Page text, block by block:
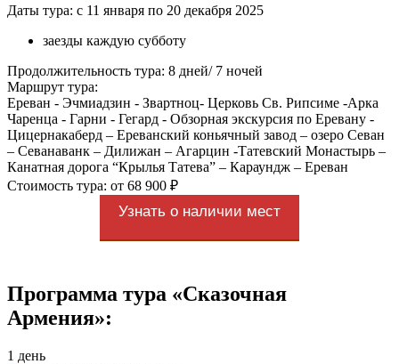
Даты тура: с 11 января по 20 декабря 2025
заезды каждую субботу
Продолжительность тура: 8 дней/ 7 ночей
Маршрут тура:
Ереван - Эчмиадзин - Звартноц- Церковь Св. Рипсиме -Арка
Чаренца - Гарни - Гегард - Обзорная экскурсия по Еревану -
Цицернакаберд – Ереванский коньячный завод – озеро Севан
– Севанаванк – Дилижан – Агарцин -Татевский Монастырь –
Канатная дорога “Крылья Татева” – Караундж – Ереван
Стоимость тура: от 68 900 ₽
Узнать о наличии мест
Программа тура «Сказочная
Армения»:
1 день